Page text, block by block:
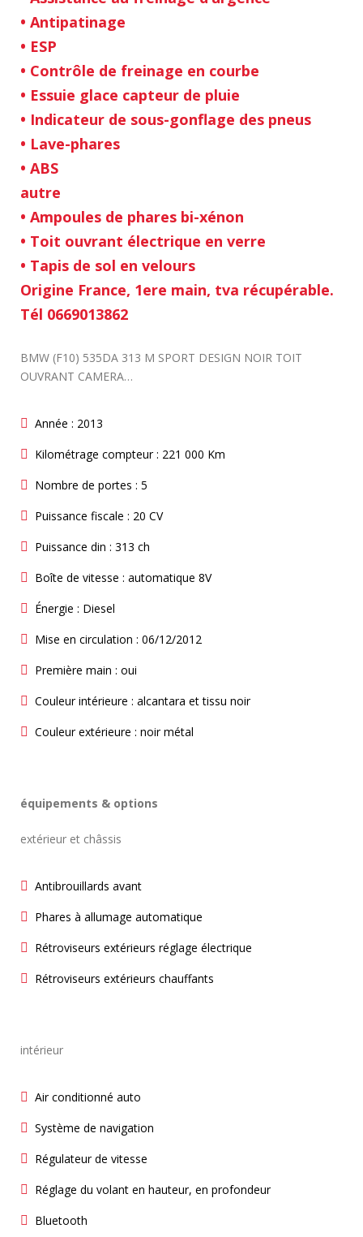
• Antipatinage
• ESP
• Contrôle de freinage en courbe
• Essuie glace capteur de pluie
• Indicateur de sous-gonflage des pneus
• Lave-phares
• ABS
autre
• Ampoules de phares bi-xénon
• Toit ouvrant électrique en verre
• Tapis de sol en velours
Origine France, 1ere main, tva récupérable.
Tél 0669013862
BMW (F10) 535DA 313 M SPORT DESIGN NOIR TOIT
OUVRANT CAMERA…
Année : 2013
Kilométrage compteur : 221 000 Km
Nombre de portes : 5
Puissance fiscale : 20 CV
Puissance din : 313 ch
Boîte de vitesse : automatique 8V
Énergie : Diesel
Mise en circulation : 06/12/2012
Première main : oui
Couleur intérieure : alcantara et tissu noir
Couleur extérieure : noir métal
équipements & options
extérieur et châssis
Antibrouillards avant
Phares à allumage automatique
Rétroviseurs extérieurs réglage électrique
Rétroviseurs extérieurs chauffants
intérieur
Air conditionné auto
Système de navigation
Régulateur de vitesse
Réglage du volant en hauteur, en profondeur
Bluetooth